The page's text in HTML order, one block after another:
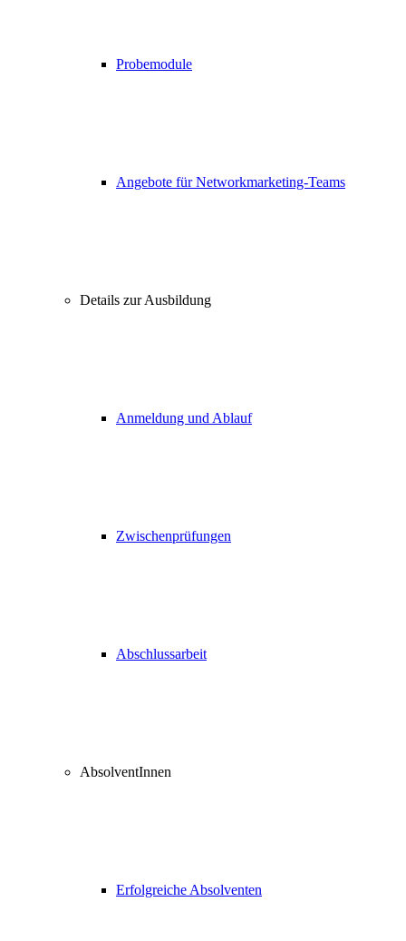
Probemodule
Angebote für Networkmarketing-Teams
Details zur Ausbildung
Anmeldung und Ablauf
Zwischenprüfungen
Abschlussarbeit
AbsolventInnen
Erfolgreiche Absolventen